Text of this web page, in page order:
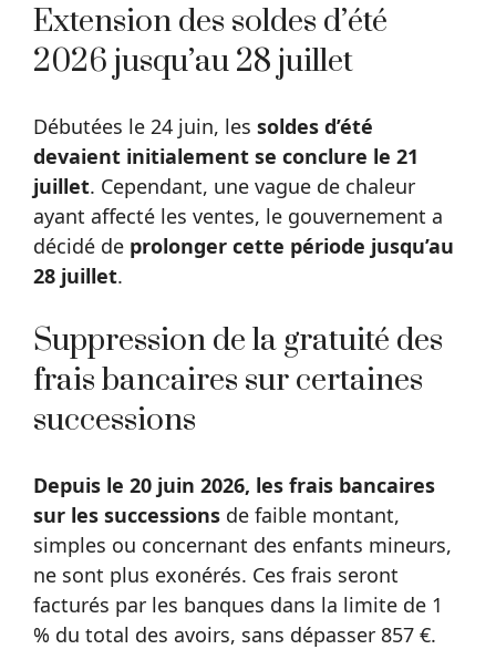
Extension des soldes d’été
2026 jusqu’au 28 juillet
Débutées le 24 juin, les soldes d’été
devaient initialement se conclure le 21
juillet. Cependant, une vague de chaleur
ayant affecté les ventes, le gouvernement a
décidé de prolonger cette période jusqu’au
28 juillet.
Suppression de la gratuité des
frais bancaires sur certaines
successions
Depuis le 20 juin 2026, les frais bancaires
sur les successions de faible montant,
simples ou concernant des enfants mineurs,
ne sont plus exonérés. Ces frais seront
facturés par les banques dans la limite de 1
% du total des avoirs, sans dépasser 857 €.